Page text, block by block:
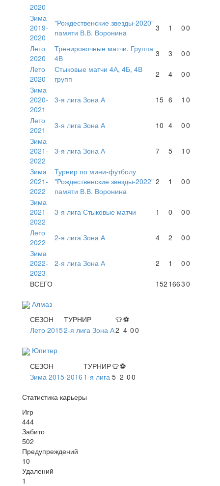
2020
Зима
2019-
2020
"Рождественские звезды-2020"
памяти В.В. Воронина
3 1 00
Лето
2020
Тренировочные матчи. Группа
4В
3 3 00
Лето
2020
Стыковые матчи 4А, 4Б, 4В
групп
2 4 00
Зима
2020-
2021
3-я лига Зона А 15 6 1 0
Лето
2021
3-я лига Зона А 10 4 00
Зима
2021-
2022
3-я лига Зона А 7 5 1 0
Зима
2021-
2022
Турнир по мини-футболу
"Рождественские звезды-2022"
памяти В.В. Воронина
2 1 00
Зима
2021-
2022
3-я лига Стыковые матчи 1 0 00
Лето
2022
2-я лига Зона А 4 2 00
Зима
2022-
2023
2-я лига Зона А 2 1 00
ВСЕГО 152 16630
Алмаз
СЕЗОН
ТУРНИР 👕⚽
Лето 20152-я лига Зона А2 4 00
Юпитер
СЕЗОН
ТУРНИР👕⚽
Зима 2015-2016 1-я лига 5 2 00
Статистика карьеры
Игр
444
Забито
502
Предупреждений
10
Удалений
1